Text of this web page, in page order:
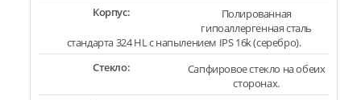
Корпус:
Полированная
гипоаллергенная сталь
стандарта 324 HL с напылением IPS 16k (серебро).
Стекло:
Сапфировое стекло на обеих
сторонах.